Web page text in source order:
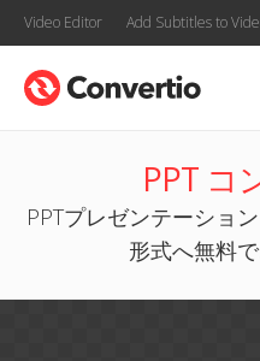
Video Editor Add Subtitles to
PPT コ
PPTプレゼンテーショ
形式へ無料